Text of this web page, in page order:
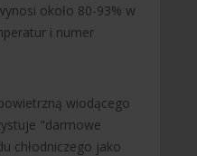
około 80-93% w
i numer
wiodącego
"darmowe
chłodniczego jako